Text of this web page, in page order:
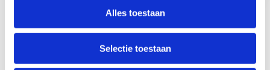
Alles toestaan
Selectie toestaan